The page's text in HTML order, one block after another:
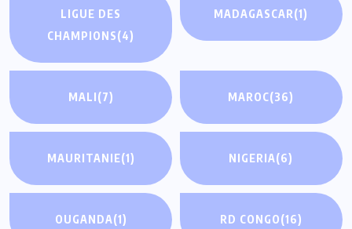
LIGUE DES
CHAMPIONS(4)
MADAGASCAR(1)
MALI(7) MAROC(36)
MAURITANIE(1) NIGERIA(6)
OUGANDA(1) RD CONGO(16)